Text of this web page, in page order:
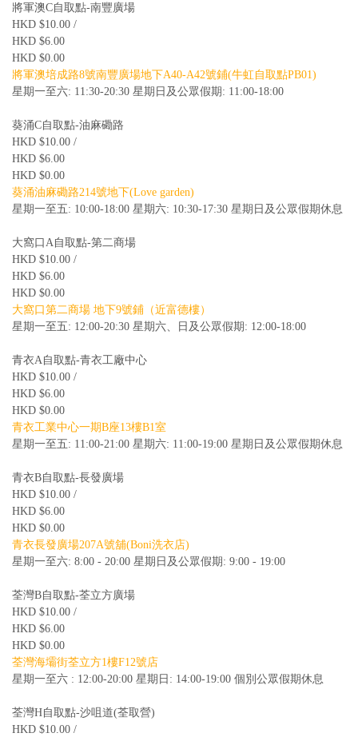
將軍澳C自取點-南豐廣場
HKD $10.00 /
HKD $6.00
HKD $0.00
將軍澳培成路8號南豐廣場地下A40-A42號鋪(牛虹自取點PB01)
星期一至六: 11:30-20:30 星期日及公眾假期: 11:00-18:00
葵涌C自取點-油麻磡路
HKD $10.00 /
HKD $6.00
HKD $0.00
葵涌油麻磡路214號地下(Love garden)
星期一至五: 10:00-18:00 星期六: 10:30-17:30 星期日及公眾假期休息
大窩口A自取點-第二商場
HKD $10.00 /
HKD $6.00
HKD $0.00
大窩口第二商場 地下9號鋪（近富德樓）
星期一至五: 12:00-20:30 星期六、日及公眾假期: 12:00-18:00
青衣A自取點-青衣工廠中心
HKD $10.00 /
HKD $6.00
HKD $0.00
青衣工業中心一期B座13樓B1室
星期一至五: 11:00-21:00 星期六: 11:00-19:00 星期日及公眾假期休息
青衣B自取點-長發廣場
HKD $10.00 /
HKD $6.00
HKD $0.00
青衣長發廣場207A號舖(Boni洗衣店)
星期一至六: 8:00 - 20:00 星期日及公眾假期: 9:00 - 19:00
荃灣B自取點-荃立方廣場
HKD $10.00 /
HKD $6.00
HKD $0.00
荃灣海壩街荃立方1樓F12號店
星期一至六 : 12:00-20:00 星期日: 14:00-19:00 個別公眾假期休息
荃灣H自取點-沙咀道(荃取營)
HKD $10.00 /